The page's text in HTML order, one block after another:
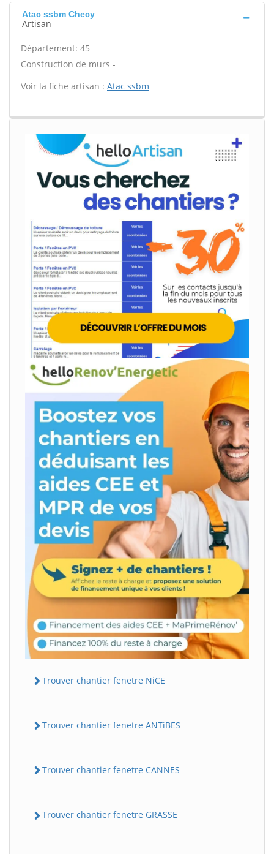
Atac ssbm Checy
Artisan
Département: 45
Construction de murs -
Voir la fiche artisan : Atac ssbm
Trouver chantier fenetre NiCE
Trouver chantier fenetre ANTiBES
Trouver chantier fenetre CANNES
Trouver chantier fenetre GRASSE